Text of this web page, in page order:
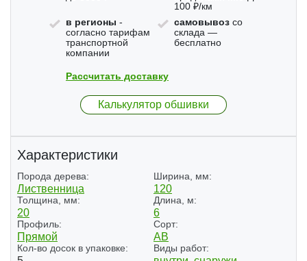
100 ₽/км
в регионы -
согласно тарифам
транспортной
компании
самовывозсо
склада —
бесплатно
Рассчитать доставку
Калькулятор обшивки
Характеристики
Порода дерева:
Лиственница
Ширина, мм:
120
Толщина, мм:
20
Длина, м:
6
Профиль:
Прямой
Сорт:
АВ
Кол-во досок в упаковке: Виды работ: